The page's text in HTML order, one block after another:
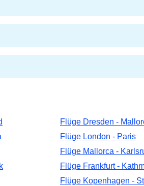
Flüge Dresden -
Flüge London - Paris
Flüge Mallorca -
Flüge Frankfurt -
Flüge Kopenhagen -